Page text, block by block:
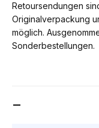
Retoursendungen
Originalverpackung
möglich.
Sonderbestellungen.